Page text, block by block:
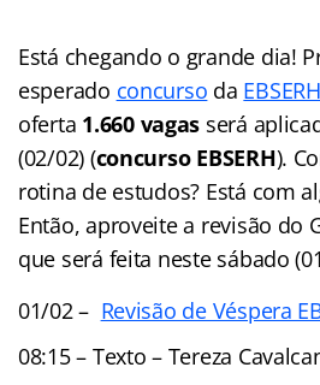
Está chegando o grande dia!
esperado concurso da
oferta 1.660 vagas será
(02/02) (concurso EBSERH).
rotina de estudos? Está com
Então, aproveite a revisão do
que será feita neste sábado
01/02 – Revisão de Véspera
08:15 – Texto – Tereza